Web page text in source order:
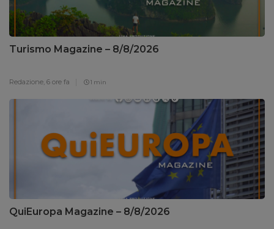
Turismo Magazine – 8/8/2026
Redazione, 6 ore fa 1 min
QuiEuropa Magazine – 8/8/2026